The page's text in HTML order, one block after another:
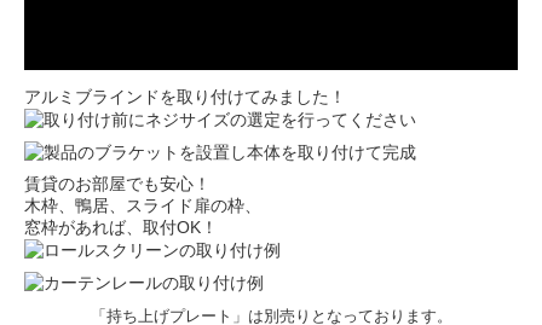
アルミブラインドを取り付けてみました！
賃貸のお部屋でも安心！
木枠、鴨居、スライド扉の枠、
窓枠があれば、取付OK！
「持ち上げプレート」は別売りとなっております。